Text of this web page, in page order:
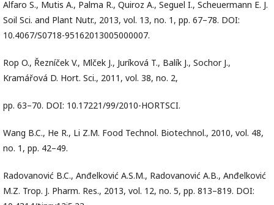
Alfaro S., Mutis A., Palma R., Quiroz A., Seguel I., Scheuermann E. J.
Soil Sci. and Plant Nutr., 2013, vol. 13, no. 1, pp. 67–78. DOI:
10.4067/S0718-95162013005000007.
Rop O., Řezníček V., Mlček J., Juríková T., Balík J., Sochor J.,
Kramářová D. Hort. Sci., 2011, vol. 38, no. 2,
pp. 63–70. DOI: 10.17221/99/2010-HORTSCI.
Wang B.C., He R., Li Z.M. Food Technol. Biotechnol., 2010, vol. 48,
no. 1, pp. 42–49.
Radovanović B.C., Anđelković A.S.M., Radovanović A.B., Anđelković
M.Z. Trop. J. Pharm. Res., 2013, vol. 12, no. 5, pp. 813–819. DOI: